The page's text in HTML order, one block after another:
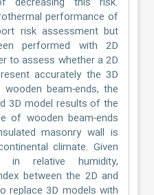
performance of
risk assessment but
performed with 2D
to assess whether a 2D
accurately the 3D
beam-ends, the
3D model results of the
of wooden beam-ends
masonry wall is
climate. Given
in relative humidity,
between the 2D and
replace 3D models with